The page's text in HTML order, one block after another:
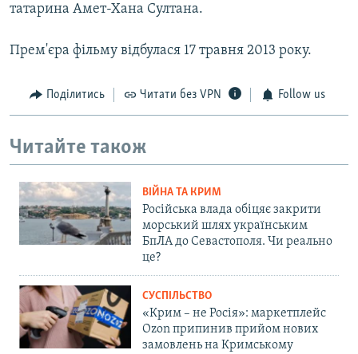
татарина Амет-Хана Султана.
Прем'єра фільму відбулася 17 травня 2013 року.
Поділитись Читати без VPN Follow us
Читайте також
ВІЙНА ТА КРИМ
Російська влада обіцяє закрити
морський шлях українським
БпЛА до Севастополя. Чи реально
це?
СУСПІЛЬСТВО
«Крим – не Росія»: маркетплейс
Ozon припинив прийом нових
замовлень на Кримському